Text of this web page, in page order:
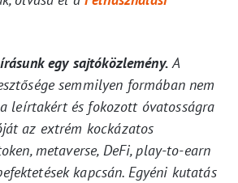
egy sajtóközlemény. A
semmilyen formában nem
leírtakért és fokozott óvatosságra
az extrém kockázatos
metaverse, DeFi, play-to-earn
kapcsán. Egyéni kutatás